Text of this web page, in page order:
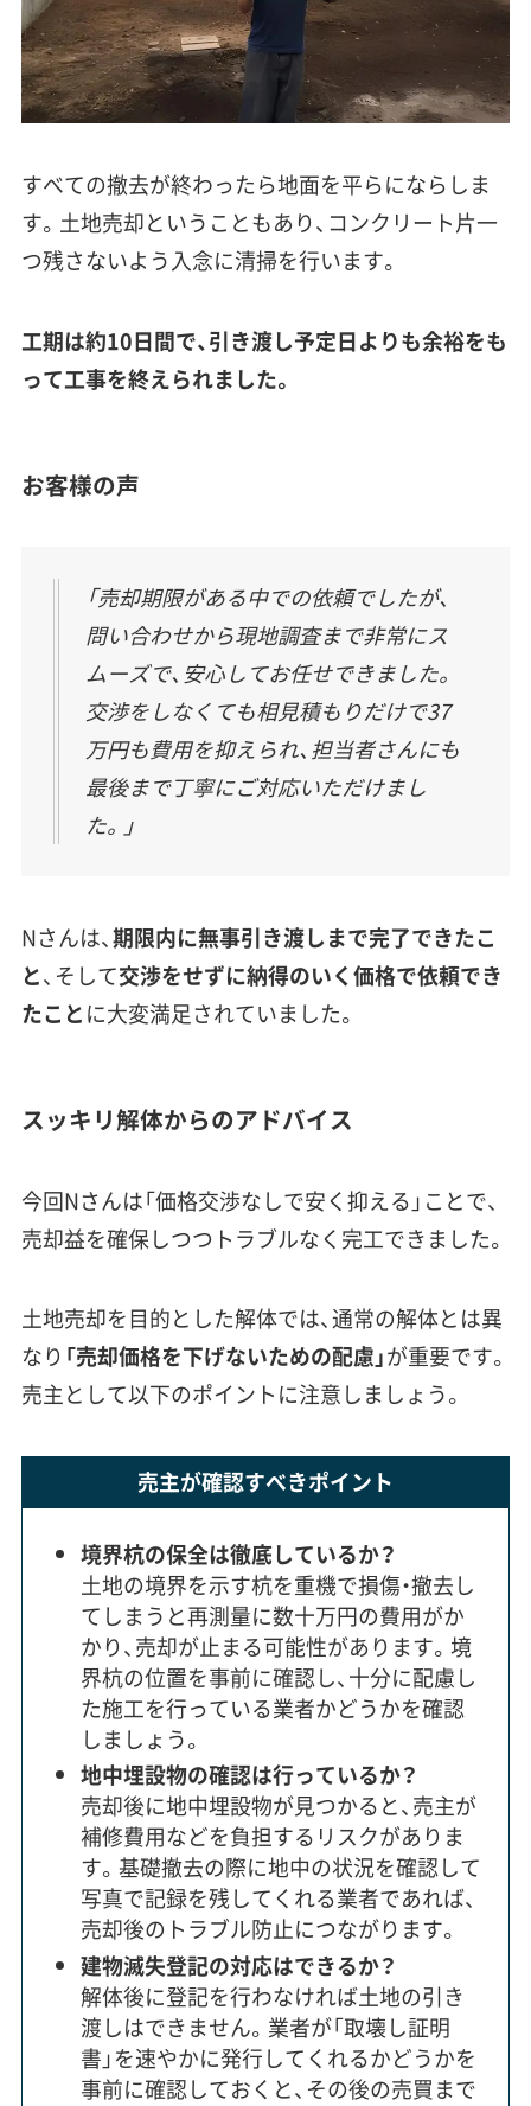
すべての撤去が終わったら地面を平らにならしま
す。土地売却ということもあり、コンクリート片一
つ残さないよう入念に清掃を行います。
工期は約10日間で、引き渡し予定日よりも余裕をも
って工事を終えられました。
お客様の声
「売却期限がある中での依頼でしたが、
問い合わせから現地調査まで非常にス
ムーズで、安心してお任せできました。
交渉をしなくても相見積もりだけで37
万円も費用を抑えられ、担当者さんにも
最後まで丁寧にご対応いただけまし
た。」
Nさんは、期限内に無事引き渡しまで完了できたこ
と、そして交渉をせずに納得のいく価格で依頼でき
たことに大変満足されていました。
スッキリ解体からのアドバイス
今回Nさんは「価格交渉なしで安く抑える」ことで、
売却益を確保しつつトラブルなく完工できました。
土地売却を目的とした解体では、通常の解体とは異
なり 「売却価格を下げないための配慮」が重要です。
売主として以下のポイントに注意しましょう。
売主が確認すべきポイント
境界杭の保全は徹底しているか？
土地の境界を示す杭を重機で損傷・撤去し
てしまうと再測量に数十万円の費用がか
かり、売却が止まる可能性があります。境
界杭の位置を事前に確認し、十分に配慮し
た施工を行っている業者かどうかを確認
しましょう。
地中埋設物の確認は行っているか？
売却後に地中埋設物が見つかると、売主が
補修費用などを負担するリスクがありま
す。基礎撤去の際に地中の状況を確認して
写真で記録を残してくれる業者であれば、
売却後のトラブル防止につながります。
建物滅失登記の対応はできるか？
解体後に登記を行わなければ土地の引き
渡しはできません。業者が「取壊し証明
書」を速やかに発行してくれるかどうかを
事前に確認しておくと、その後の売買まで